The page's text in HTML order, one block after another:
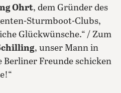
Ohrt, dem Gründer des
Sturmboot-Clubs,
Glückwünsche.“ / Zum
, unser Mann in
Berliner Freunde schicken